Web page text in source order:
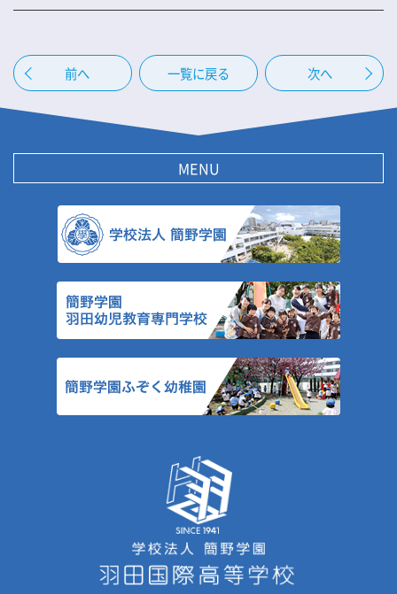
b
o
o
前へ 一覧に戻る 次へ
MENU